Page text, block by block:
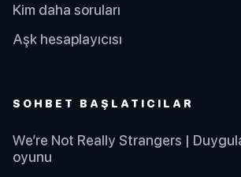
Kim daha soruları
Aşk hesaplayıcısı
SOHBET BAŞLATICILAR
We’re Not Really Strangers |
oyunu